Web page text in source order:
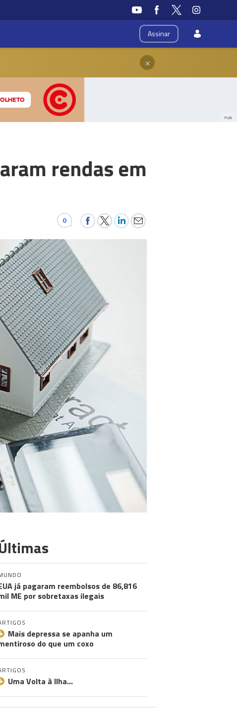
Assinar
×
PUB
rendas em
0
já pagaram reembolsos de 86,816
ME por sobretaxas ilegais
Mais depressa se apanha um
do que um coxo
Uma Volta à Ilha…